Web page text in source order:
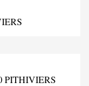
PITHIVIERS